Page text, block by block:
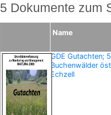
5 Dokumente zum
Name
GDE Gutachten;
Buchenwälder
Echzell